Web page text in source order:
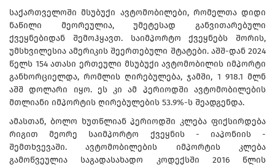
საქართველოში მსუბუქი ავტომობილები, რომელთა დიდი
ნაწილი მეორეულია, უმეტესად განვითარებული
ქვეყნებიდან შემოჰყავთ. საიმპორტო ქვეყნებს შორის,
უმსხვილესია ამერიკის შეერთებული შტატები. აშშ-დან 2024
წელს 154 ათასი ერთეული მსუბუქი ავტომობილის იმპორტი
განხორციელდა, რომლის ღირებულება, ჯამში, 1 918.1 მლნ
აშშ დოლარი იყო. ეს კი ამ პერიოდში ავტომობილების
მთლიანი იმპორტის ღირებულების 53.9%-ს შეადგენდა.
ამასთან, ბოლო ხუთწლიან პერიოდში კლება ფიქსირდება
რიგით მეორე საიმპორტო ქვეყნის - იაპონიის -
შემთხვევაში. ავტომობილების იმპორტის კლება
გამოწვეულია საგადასახადო კოდექსში 2016 წლის